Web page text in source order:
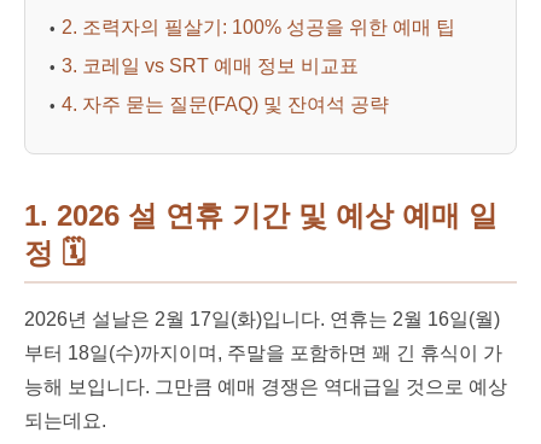
2. 조력자의 필살기: 100% 성공을 위한 예매 팁
3. 코레일 vs SRT 예매 정보 비교표
4. 자주 묻는 질문(FAQ) 및 잔여석 공략
1. 2026 설 연휴 기간 및 예상 예매 일
정 🗓️
2026년 설날은 2월 17일(화)입니다. 연휴는 2월 16일(월)
부터 18일(수)까지이며, 주말을 포함하면 꽤 긴 휴식이 가
능해 보입니다. 그만큼 예매 경쟁은 역대급일 것으로 예상
되는데요.